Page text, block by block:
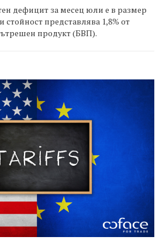
дефицит за месец юли е в размер
стойност представлява 1,8% от
продукт (БВП).